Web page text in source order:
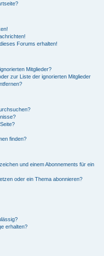
Forums erhalten!
Mitglieder?
zur Liste der ignorierten Mitglieder
finden?
und einem Abonnements für ein
oder ein Thema abonnieren?
erhalten?